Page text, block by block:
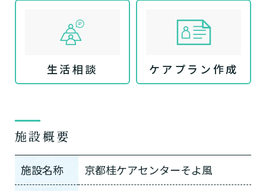
生活相談 ケアプラン作成
施設概要
施設名称
京都桂ケアセンターそよ風